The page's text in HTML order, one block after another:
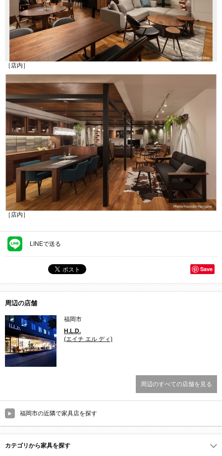
［店内］
［店内］
LINEで送る
Save
周辺の店舗
福岡市
H.L.D.
(エイチ エル ディ)
周辺のすべての店舗を見る
福岡市の近隣で家具店を探す
カテゴリから家具を探す